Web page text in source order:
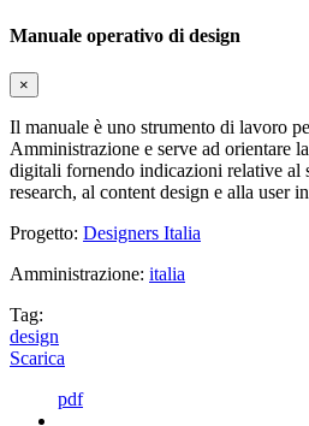
Manuale operativo di design
×
Il manuale è uno strumento di lavoro
Amministrazione e serve ad orientare
digitali fornendo indicazioni relative al
research, al content design e alla user
Progetto: Designers Italia
Amministrazione: italia
Tag:
design
Scarica
pdf